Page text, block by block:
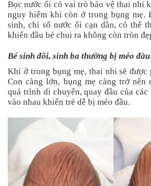
Bọc nước ối có vai trò bảo vệ thai nhi
nguy hiểm khi còn ở trong bụng mẹ.
sinh, chỉ số nước ối cạn dần, có thể
khiến đầu bé chui ra không còn tròn
Bé sinh đôi, sinh ba thường bị méo đầu
Khi ở trong bụng mẹ, thai nhi sẽ được
Con càng lớn, bụng mẹ càng trở nên
quá trình di chuyển, quay đầu của các
vào nhau khiến trẻ dễ bị méo đầu.